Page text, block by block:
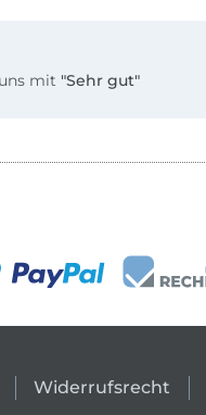
mit "Sehr gut"
Widerrufsrecht